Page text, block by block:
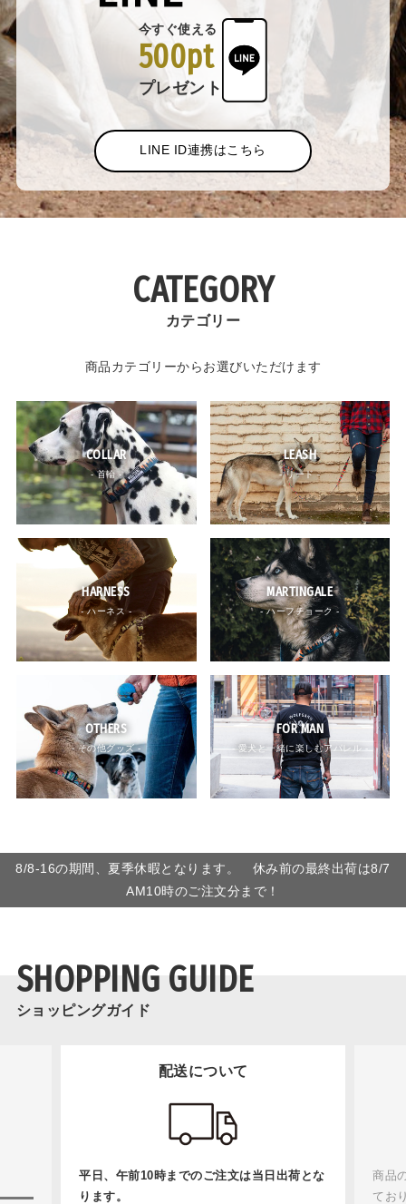
今すぐ使える
500pt
プレゼント
LINE ID連携はこちら
CATEGORY
カテゴリー
商品カテゴリーからお選びいただけます
COLLAR
- 首輪 -
LEASH
- リード -
HARNESS
- ハーネス -
MARTINGALE
- ハーフチョーク -
OTHERS
- その他グッズ -
FOR MAN
- 愛犬と一緒に楽しむアパレル -
8/8-16の期間、夏季休暇となります。 休み前の最終出荷は8/7
AM10時のご注文分まで！
SHOPPING GUIDE
ショッピングガイド
配送について
平日、午前10時までのご注文は当日出荷とな
ります。
商品
てお